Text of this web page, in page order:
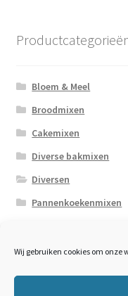
Wij gebruiken cookies om onze
Bloem & Meel
Broodmixen
Cakemixen
Diverse bakmixen
Diversen
Pannenkoekenmixen